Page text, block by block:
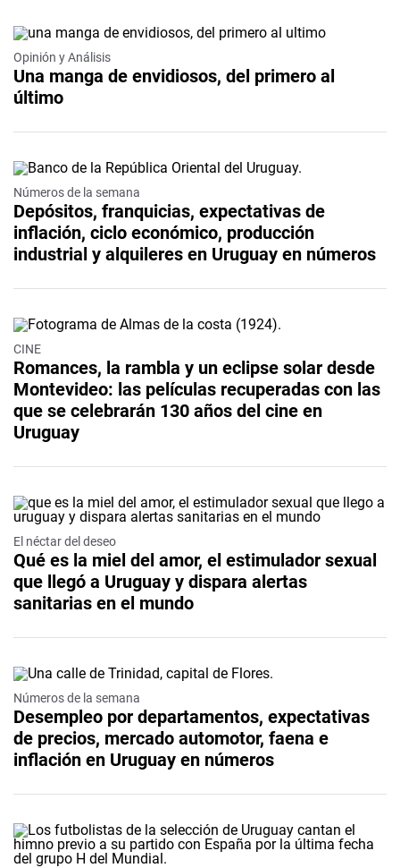
Opinión y Análisis
Una manga de envidiosos, del primero al
último
Números de la semana
Depósitos, franquicias, expectativas de
inflación, ciclo económico, producción
industrial y alquileres en Uruguay en números
CINE
Romances, la rambla y un eclipse solar desde
Montevideo: las películas recuperadas con las
que se celebrarán 130 años del cine en
Uruguay
El néctar del deseo
Qué es la miel del amor, el estimulador sexual
que llegó a Uruguay y dispara alertas
sanitarias en el mundo
Números de la semana
Desempleo por departamentos, expectativas
de precios, mercado automotor, faena e
inflación en Uruguay en números